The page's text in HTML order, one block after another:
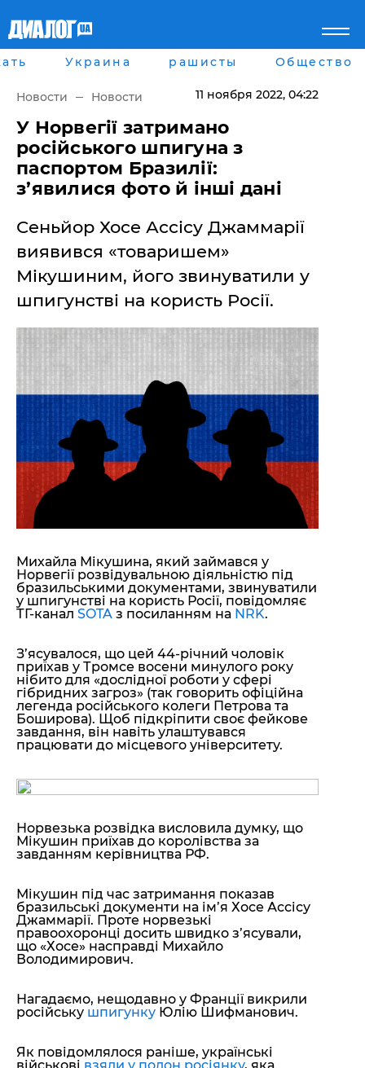
Главная
рассея
Мир
Беларусь
Военное обозрение
Наука и Техника
Экономика
Блоги
Шоу-биз
Здоровье
Спорт
Культура
Города
Луганск
Харьков
Днепр
Львов
Одесса
Война на Донбассе и в
Крыму
"ДНР"
"ЛНР"
Оккупация Крыма
Новости Крыма
Донбасс
Армия Украины
Лайф стайл
Здоровье
Помощь проекту
Стиль Диалога
Шоу-биз
Культура
Общество
Пресс-релизы
Пресс-релизы
Авторское
Украина рашисты Общество
Новости Новости 11 ноября 2022, 04:22
У Норвегії затримано
російського шпигуна з
паспортом Бразилії:
з’явилися фото й інші дані
Сеньйор Хосе Ассісу Джаммарії
виявився «товаришем»
Мікушиним, його звинуватили у
шпигунстві на користь Росії.
Михайла Мікушина, який займався у
Норвегії розвідувальною діяльністю під
бразильськими документами, звинуватили
у шпигунстві на користь Росії, повідомляє
ТГ-канал SOTA з посиланням на NRK.
З’ясувалося, що цей 44-річний чоловік
приїхав у Тромсе восени минулого року
нібито для «дослідної роботи у сфері
гібридних загроз» (так говорить офіційна
легенда російського колеги Петрова та
Боширова). Щоб підкріпити своє фейкове
завдання, він навіть улаштувався
працювати до місцевого університету.
Норвезька розвідка висловила думку, що
Мікушин приїхав до королівства за
завданням керівництва РФ.
Мікушин під час затримання показав
бразильські документи на ім’я Хосе Ассісу
Джаммарії. Проте норвезькі
правоохоронці досить швидко з’ясували,
що «Хосе» насправді Михайло
Володимирович.
Нагадаємо, нещодавно у Франції викрили
російську шпигунку Юлію Шифманович.
Як повідомлялося раніше, українські